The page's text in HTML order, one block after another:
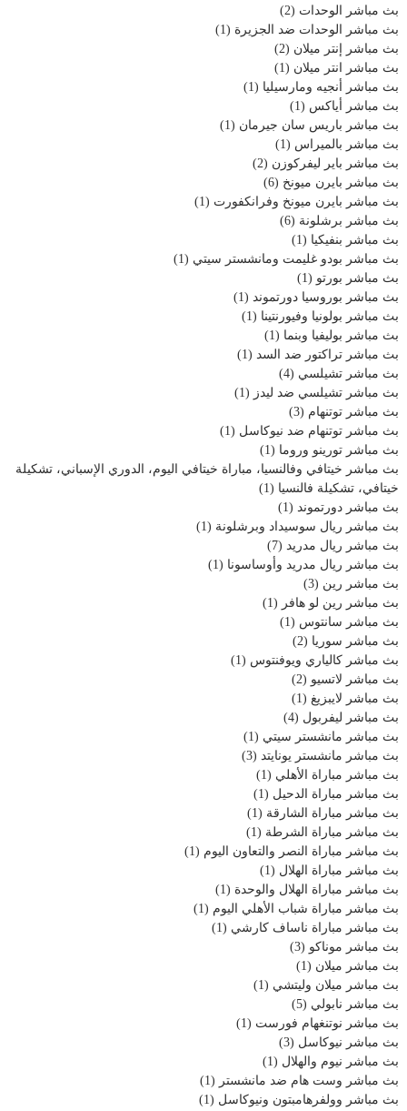
بث مباشر الوحدات (2)
بث مباشر الوحدات ضد الجزيرة (1)
بث مباشر إنتر ميلان (2)
بث مباشر انتر ميلان (1)
بث مباشر أنجيه ومارسيليا (1)
بث مباشر أياكس (1)
بث مباشر باريس سان جيرمان (1)
بث مباشر بالميراس (1)
بث مباشر باير ليفركوزن (2)
بث مباشر بايرن ميونخ (6)
بث مباشر بايرن ميونخ وفرانكفورت (1)
بث مباشر برشلونة (6)
بث مباشر بنفيكيا (1)
بث مباشر بودو غليمت ومانشستر سيتي (1)
بث مباشر بورتو (1)
بث مباشر بوروسيا دورتموند (1)
بث مباشر بولونيا وفيورنتينا (1)
بث مباشر بوليفيا وبنما (1)
بث مباشر تراكتور ضد السد (1)
بث مباشر تشيلسي (4)
بث مباشر تشيلسي ضد ليدز (1)
بث مباشر توتنهام (3)
بث مباشر توتنهام ضد نيوكاسل (1)
بث مباشر تورينو وروما (1)
بث مباشر خيتافي وفالنسيا، مباراة خيتافي اليوم، الدوري الإسباني، تشكيلة
خيتافي، تشكيلة فالنسيا (1)
بث مباشر دورتموند (1)
بث مباشر ريال سوسيداد وبرشلونة (1)
بث مباشر ريال مدريد (7)
بث مباشر ريال مدريد وأوساسونا (1)
بث مباشر رين (3)
بث مباشر رين لو هافر (1)
بث مباشر سانتوس (1)
بث مباشر سوريا (2)
بث مباشر كالياري ويوفنتوس (1)
بث مباشر لاتسيو (2)
بث مباشر لايبزيغ (1)
بث مباشر ليفربول (4)
بث مباشر مانشستر سيتي (1)
بث مباشر مانشستر يونايتد (3)
بث مباشر مباراة الأهلي (1)
بث مباشر مباراة الدحيل (1)
بث مباشر مباراة الشارقة (1)
بث مباشر مباراة الشرطة (1)
بث مباشر مباراة النصر والتعاون اليوم (1)
بث مباشر مباراة الهلال (1)
بث مباشر مباراة الهلال والوحدة (1)
بث مباشر مباراة شباب الأهلي اليوم (1)
بث مباشر مباراة ناساف كارشي (1)
بث مباشر موناكو (3)
بث مباشر ميلان (1)
بث مباشر ميلان وليتشي (1)
بث مباشر نابولي (5)
بث مباشر نوتنغهام فورست (1)
بث مباشر نيوكاسل (3)
بث مباشر نيوم والهلال (1)
بث مباشر وست هام ضد مانشستر (1)
بث مباشر وولفرهامبتون ونيوكاسل (1)